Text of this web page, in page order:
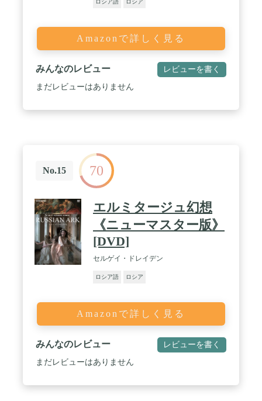
ロシア語 ロシア
Amazonで詳しく見る
みんなのレビュー レビューを書く
まだレビューはありません
No.15 70
エルミタージュ幻想
《ニューマスター版》
[DVD]
セルゲイ・ドレイデン
ロシア語 ロシア
Amazonで詳しく見る
みんなのレビュー レビューを書く
まだレビューはありません